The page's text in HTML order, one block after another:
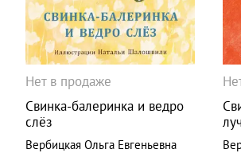
Нет в продаже
Свинка-балеринка и ведро
слёз
Вербицкая Ольга Евгеньевна